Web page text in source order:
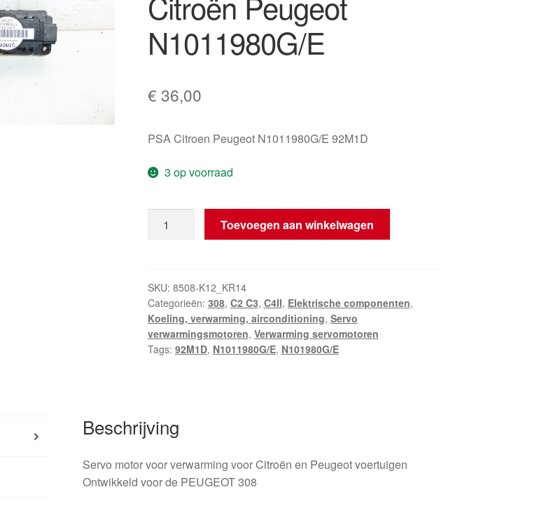
N1011980G/E
€ 36,00
PSA Citroen Peugeot N1011980G/E 92M1D
3 op voorraad
Motor
Peugeot
N1011980G/E
aantal
Toevoegen aan winkelwagen
SKU: 8508-K12_KR14
Categorieën: 308, C2 C3, C4II, Elektrische componenten,
Koeling, verwarming, airconditioning, Servo
verwarmingsmotoren, Verwarming servomotoren
Tags: 92M1D, N1011980G/E, N101980G/E
Beschrijving
Servo motor voor verwarming voor Citroën en Peugeot voertuigen
Ontwikkeld voor de PEUGEOT 308